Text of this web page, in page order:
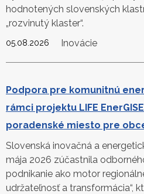
hodnotených slovenských
„rozvinutý klaster“.
05.08.2026 Inovácie
Podpora pre komunitnú
rámci projektu LIFE
poradenské miesto pre
Slovenská inovačná a
mája 2026 zúčastnila
podnikanie ako motor
udržateľnosť a transformácia“,